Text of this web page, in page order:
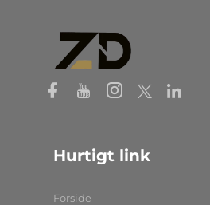
Hurtigt link
Forside